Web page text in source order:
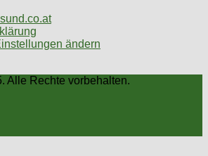
ändern
Alle Rechte vorbehalten.